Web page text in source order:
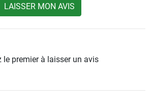
LAISSER MON AVIS
le premier à laisser un avis